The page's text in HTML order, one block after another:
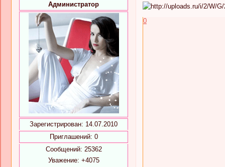
Администратор
Зарегистрирован: 14.07.2010
Приглашений: 0
Сообщений: 25362
Уважение: +4075
0